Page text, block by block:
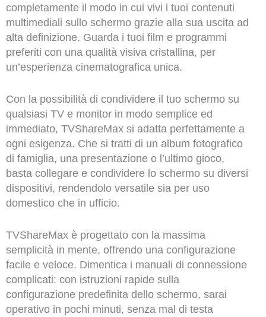
completamente il modo in cui vivi i tuoi contenuti
multimediali sullo schermo grazie alla sua uscita ad
alta definizione. Guarda i tuoi film e programmi
preferiti con una qualità visiva cristallina, per
un’esperienza cinematografica unica.
Con la possibilità di condividere il tuo schermo su
qualsiasi TV e monitor in modo semplice ed
immediato, TVShareMax si adatta perfettamente a
ogni esigenza. Che si tratti di un album fotografico
di famiglia, una presentazione o l’ultimo gioco,
basta collegare e condividere lo schermo su diversi
dispositivi, rendendolo versatile sia per uso
domestico che in ufficio.
TVShareMax è progettato con la massima
semplicità in mente, offrendo una configurazione
facile e veloce. Dimentica i manuali di connessione
complicati: con istruzioni rapide sulla
configurazione predefinita dello schermo, sarai
operativo in pochi minuti, senza mal di testa